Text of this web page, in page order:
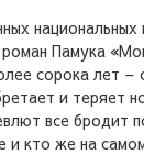
Памука
сорока лет
и теряет
все
кто же на